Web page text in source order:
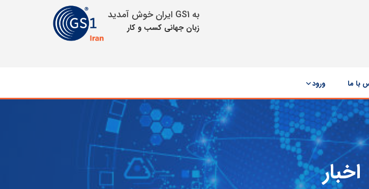
به GS1 ایران خوش آمدید
زبان جهانی كسب و كار
با ما ورود
اخبار